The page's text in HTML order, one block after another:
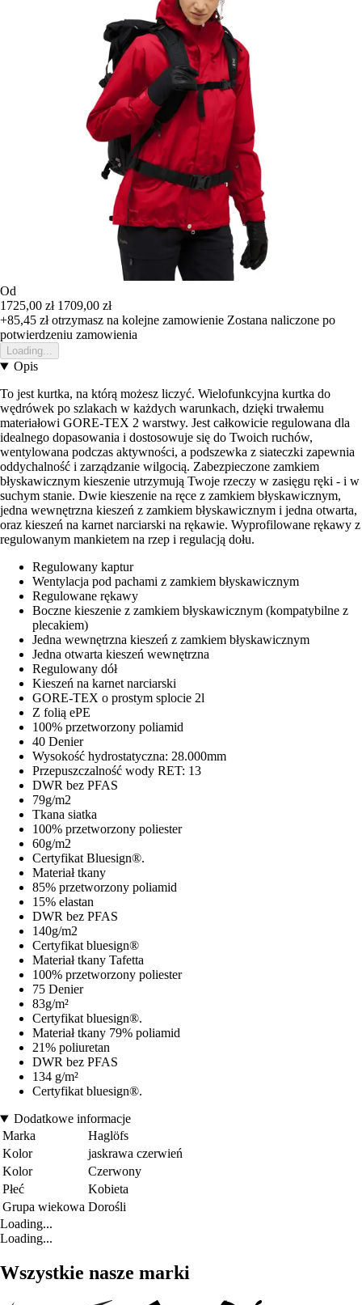
Od
1725,00 zł 1709,00 zł
+85,45 złotrzymasz na kolejne zamowienie Zostana naliczone po
potwierdzeniu zamowienia
Loading...
Opis
To jest kurtka, na którą możesz liczyć. Wielofunkcyjna kurtka do
wędrówek po szlakach w każdych warunkach, dzięki trwałemu
materiałowi GORE-TEX 2 warstwy. Jest całkowicie regulowana dla
idealnego dopasowania i dostosowuje się do Twoich ruchów,
wentylowana podczas aktywności, a podszewka z siateczki zapewnia
oddychalność i zarządzanie wilgocią. Zabezpieczone zamkiem
błyskawicznym kieszenie utrzymują Twoje rzeczy w zasięgu ręki - i w
suchym stanie. Dwie kieszenie na ręce z zamkiem błyskawicznym,
jedna wewnętrzna kieszeń z zamkiem błyskawicznym i jedna otwarta,
oraz kieszeń na karnet narciarski na rękawie. Wyprofilowane rękawy z
regulowanym mankietem na rzep i regulacją dołu.
Regulowany kaptur
Wentylacja pod pachami z zamkiem błyskawicznym
Regulowane rękawy
Boczne kieszenie z zamkiem błyskawicznym (kompatybilne z
plecakiem)
Jedna wewnętrzna kieszeń z zamkiem błyskawicznym
Jedna otwarta kieszeń wewnętrzna
Regulowany dół
Kieszeń na karnet narciarski
GORE-TEX o prostym splocie 2l
Z folią ePE
100% przetworzony poliamid
40 Denier
Wysokość hydrostatyczna: 28.000mm
Przepuszczalność wody RET: 13
DWR bez PFAS
79g/m2
Tkana siatka
100% przetworzony poliester
60g/m2
Certyfikat Bluesign®.
Materiał tkany
85% przetworzony poliamid
15% elastan
DWR bez PFAS
140g/m2
Certyfikat bluesign®
Materiał tkany Tafetta
100% przetworzony poliester
75 Denier
83g/m²
Certyfikat bluesign®.
Materiał tkany 79% poliamid
21% poliuretan
DWR bez PFAS
134 g/m²
Certyfikat bluesign®.
Dodatkowe informacje
Marka
Haglöfs
Kolor
jaskrawa czerwień
Kolor
Czerwony
Płeć
Kobieta
Grupa wiekowa Dorośli
Loading...
Loading...
Wszystkie nasze marki